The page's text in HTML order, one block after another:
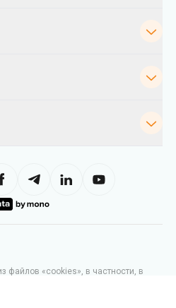
файлов «cookies», в частности, в